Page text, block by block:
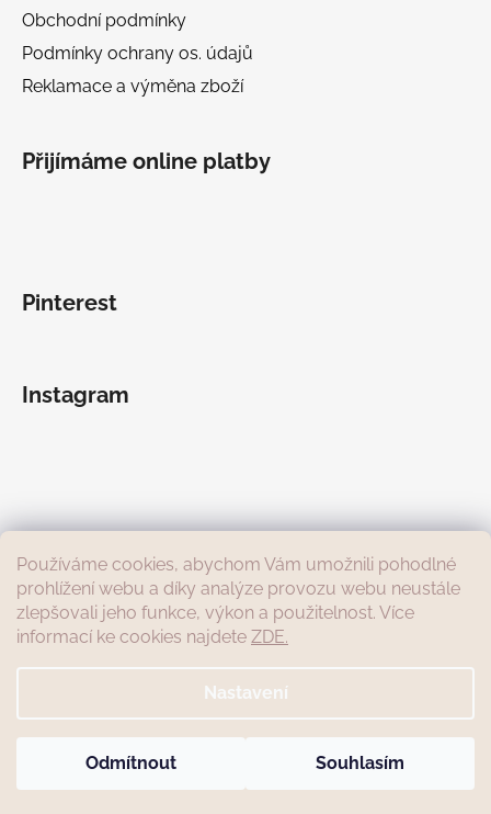
Používáme cookies, abychom Vám umožnili pohodlné
prohlížení webu a díky analýze provozu webu neustále
zlepšovali jeho funkce, výkon a použitelnost. Více
informací ke cookies najdete ZDE.
Nastavení
Odmítnout Souhlasím
Moji milí, od 1.7. do 31.8. bude mít e-shop "zdravotní" prázdniny. V
tuto dobu nebudu přijímat ani vyřizovat žádné objednávky. Děkuji
za pochopení, budu se na vás těšit zase v září. Přeji vám krásné
Obchodní podmínky
Podmínky ochrany os. údajů
Reklamace a výměna zboží
Přijímáme online platby
Pinterest
Instagram
Sledovat na Instagramu
Vytvořil Shoptet
Copyright 2026HANY. Všechna práva vyhrazena.